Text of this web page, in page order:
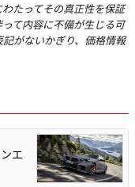
たってその真正性を保証
て内容に不備が生じる可
がないかぎり、価格情報
エ